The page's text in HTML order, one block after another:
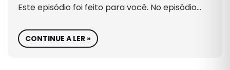
Este episódio foi feito para você. No episódio…
CONTINUE A LER »